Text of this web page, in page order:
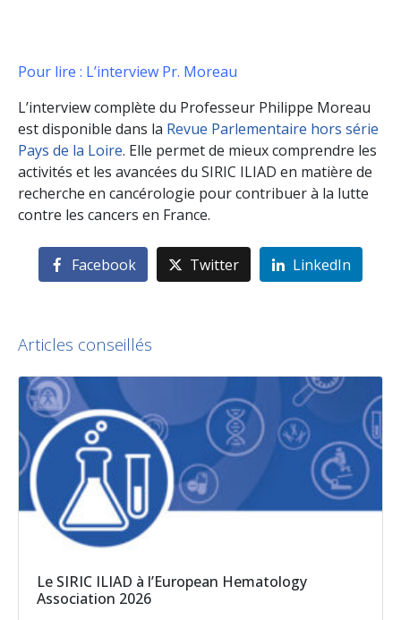
Pour lire : L’interview Pr. Moreau
L’interview complète du Professeur Philippe Moreau
est disponible dans la Revue Parlementaire hors série
Pays de la Loire. Elle permet de mieux comprendre les
activités et les avancées du SIRIC ILIAD en matière de
recherche en cancérologie pour contribuer à la lutte
contre les cancers en France.
Facebook Twitter LinkedIn
Articles conseillés
Le SIRIC ILIAD à l’European Hematology
Association 2026